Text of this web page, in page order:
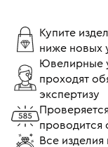
Купите
ниже новых
Ювелирные
проходят
экспертизу
проводится
Все изделия